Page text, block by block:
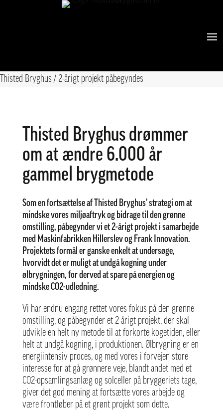
Thisted Bryghus / 2-årigt projekt påbegyndes
Thisted Bryghus drømmer
om at ændre 6.000 år
gammel brygmetode
Som en fortsættelse af Thisted Bryghus’ strategi om at
mindske vores miljøaftryk og bidrage til den grønne
omstilling, påbegynder vi et 2-årigt projekt i samarbejde
med Maskinfabrikken Hillerslevog Frank Innovation.
Projektets formål er ganske enkelt at undersøge,
hvorvidt det er muligt at undgå kogning under
ølbrygningen, for derved at spare på energien og
mindske CO2-udledning.
Vi har endnu engang rettet vores fokus på den grønne
omstilling, og påbegynder et 2-årigt projekt, der skal
udvikle en helt ny metode til at forkorte kogetiden, eller
helt at undgå kogning, i produktionen. Ølbrygning er en
energiintensiv proces, og med vores i forvejen store
interesse for at gå grønnere veje, blandt andet med et
CO2-opsamlingsanlæg og solceller på bryggeriets tage,
giver det god mening at fortsætte vores arbejde og
være frontløber på et grønt projekt som dette.